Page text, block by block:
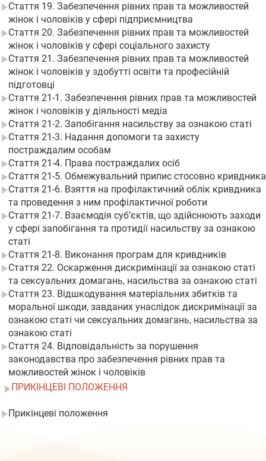
Стаття 19. Забезпечення рівних прав та можливостей
жінок і чоловіків у сфері підприємництва
Стаття 20. Забезпечення рівних прав та можливостей
жінок і чоловіків у сфері соціального захисту
Стаття 21. Забезпечення рівних прав та можливостей
жінок і чоловіків у здобутті освіти та професійній
підготовці
Стаття 21-1. Забезпечення рівних прав та можливостей
жінок і чоловіків у діяльності медіа
Стаття 21-2. Запобігання насильству за ознакою статі
Стаття 21-3. Надання допомоги та захисту
постраждалим особам
Стаття 21-4. Права постраждалих осіб
Стаття 21-5. Обмежувальний припис стосовно кривдника
Стаття 21-6. Взяття на профілактичний облік кривдника
та проведення з ним профілактичної роботи
Стаття 21-7. Взаємодія суб’єктів, що здійснюють заходи
у сфері запобігання та протидії насильству за ознакою
статі
Стаття 21-8. Виконання програм для кривдників
Стаття 22. Оскарження дискримінації за ознакою статі
та сексуальних домагань, насильства за ознакою статі
Стаття 23. Відшкодування матеріальних збитків та
моральної шкоди, завданих унаслідок дискримінації за
ознакою статі чи сексуальних домагань, насильства за
ознакою статі
Стаття 24. Відповідальність за порушення
законодавства про забезпечення рівних прав та
можливостей жінок і чоловіків
ПРИКІНЦЕВІ ПОЛОЖЕННЯ
Прикінцеві положення